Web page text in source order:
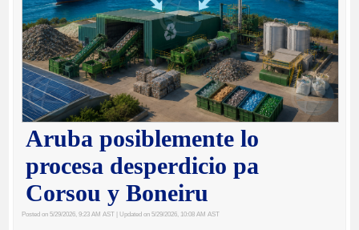
Aruba posiblemente lo
procesa desperdicio pa
Corsou y Boneiru
Posted on 5/29/2026, 9:23 AM AST | Updated on 5/29/2026, 10:08 AM AST